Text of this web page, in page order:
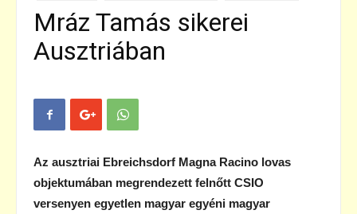
Mráz Tamás sikerei
Ausztriában
Az ausztriai Ebreichsdorf Magna Racino lovas
objektumában megrendezett felnőtt CSIO
versenyen egyetlen magyar egyéni magyar